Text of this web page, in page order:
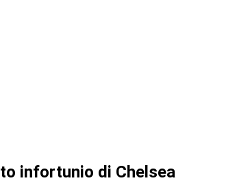
infortunio di Chelsea